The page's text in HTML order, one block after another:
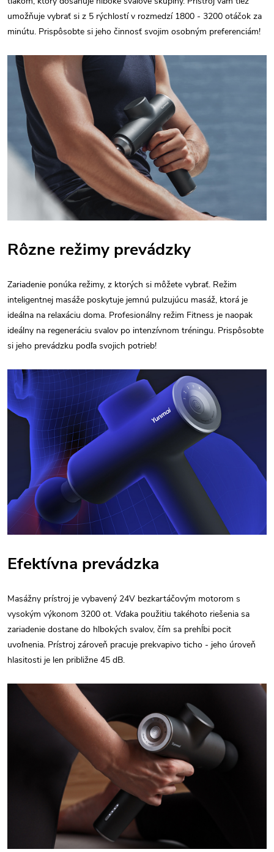
umožňuje vybrať si z 5 rýchlostí v rozmedzí 1800 - 3200 otáčok za
minútu. Prispôsobte si jeho činnosť svojim osobným preferenciám!
Rôzne režimy prevádzky
Zariadenie ponúka režimy, z ktorých si môžete vybrať. Režim
inteligentnej masáže poskytuje jemnú pulzujúcu masáž, ktorá je
ideálna na relaxáciu doma. Profesionálny režim Fitness je naopak
ideálny na regeneráciu svalov po intenzívnom tréningu. Prispôsobte
si jeho prevádzku podľa svojich potrieb!
Efektívna prevádzka
Masážny prístroj je vybavený 24V bezkartáčovým motorom s
vysokým výkonom 3200 ot. Vďaka použitiu takéhoto riešenia sa
zariadenie dostane do hlbokých svalov, čím sa prehĺbi pocit
uvoľnenia. Prístroj zároveň pracuje prekvapivo ticho - jeho úroveň
hlasitosti je len približne 45 dB.